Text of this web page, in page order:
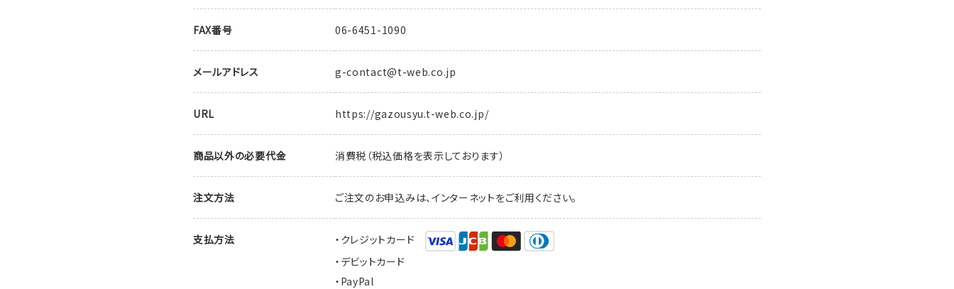
FAX番号 06-6451-1090
メールアドレス g-contact@t-web.co.jp
URL https://gazousyu.t-web.co.jp/
商品以外の必要代金 消費税（税込価格を表示しております）
注文方法 ご注文のお申込みは、インターネットをご利用ください。
支払方法
・クレジットカード
・デビットカード
・PayPal